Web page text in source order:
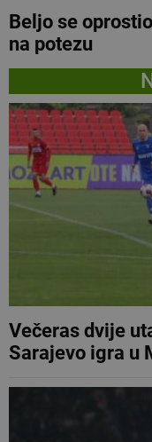
Beljo se
na potezu
Večeras dvije
Sarajevo igra u